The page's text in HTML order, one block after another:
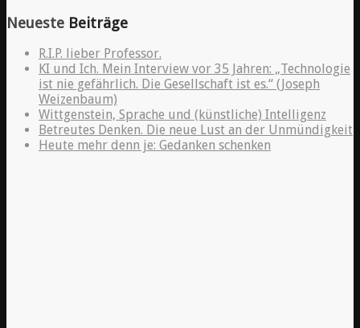
Neueste Beiträge
R.I.P. lieber Professor.
KI und Ich. Mein Interview vor 35 Jahren: „Technologie
ist nie gefährlich. Die Gesellschaft ist es.“ (Joseph
Weizenbaum)
Wittgenstein, Sprache und (künstliche) Intelligenz
Betreutes Denken. Die neue Lust an der Unmündigkeit
Heute mehr denn je: Gedanken schenken